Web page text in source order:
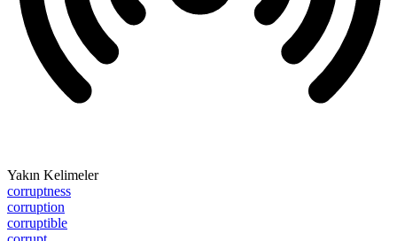
Yakın Kelimeler
corruptness
corruption
corruptible